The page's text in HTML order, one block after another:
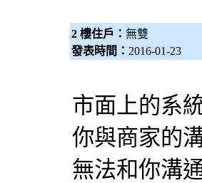
2 樓住戶： 無雙
發表時間： 2016-01-23
市面上的系
你與商家的
無法和你溝